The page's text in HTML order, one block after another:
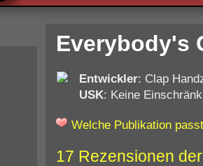
Everybody's
Entwickler: Clap
USK: Keine
Welche Publikation
17 Rezensionen